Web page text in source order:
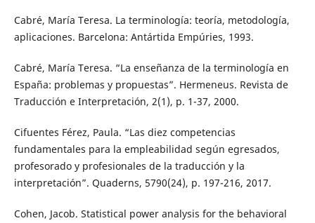
Cabré, María Teresa. La terminología: teoría, metodología,
aplicaciones. Barcelona: Antártida Empúries, 1993.
Cabré, María Teresa. “La enseñanza de la terminología en
España: problemas y propuestas”. Hermeneus. Revista de
Traducción e Interpretación, 2(1), p. 1-37, 2000.
Cifuentes Férez, Paula. “Las diez competencias
fundamentales para la empleabilidad según egresados,
profesorado y profesionales de la traducción y la
interpretación”. Quaderns, 5790(24), p. 197-216, 2017.
Cohen, Jacob. Statistical power analysis for the behavioral